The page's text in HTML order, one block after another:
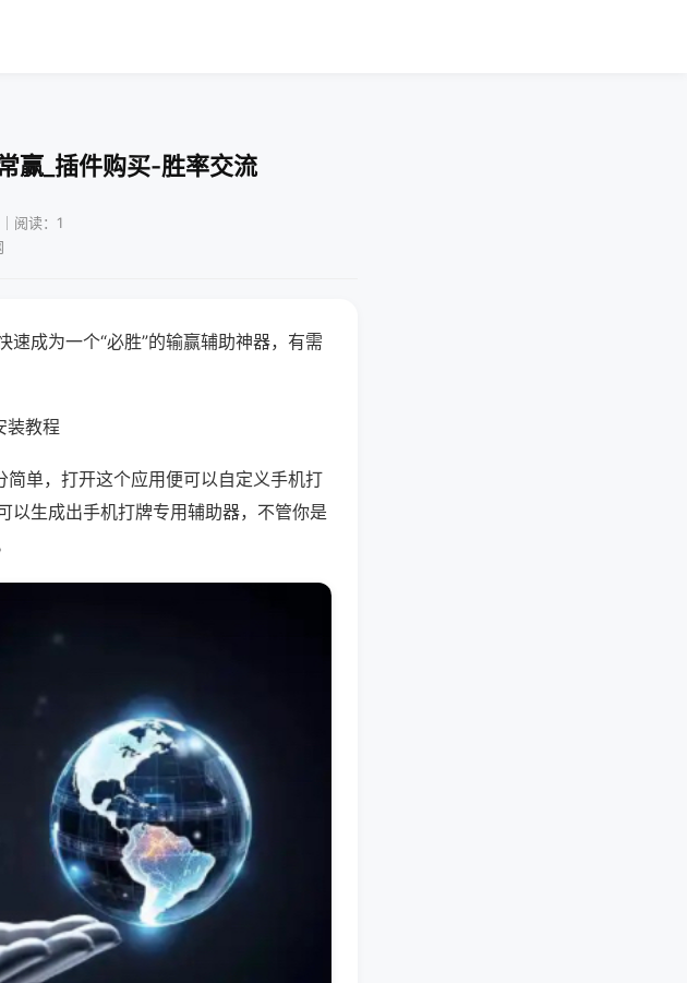
赢_插件购买-胜率交流
阅读：1
成为一个“必胜”的输赢辅助神器，有需
装教程
简单，打开这个应用便可以自定义手机打
以生成出手机打牌专用辅助器，不管你是